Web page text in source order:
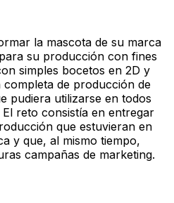
la mascota de su marca
su producción con fines
simples bocetos en 2D y
de producción de
pudiera utilizarse en todos
reto consistía en entregar
que estuvieran en
y que, al mismo tiempo,
campañas de marketing.